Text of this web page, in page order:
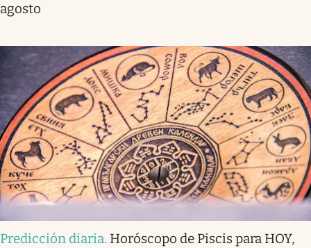
agosto
Predicción diaria. Horóscopo de Piscis para HOY,